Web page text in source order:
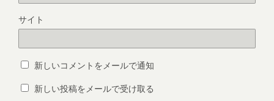
サイト
新しいコメントをメールで通知
新しい投稿をメールで受け取る